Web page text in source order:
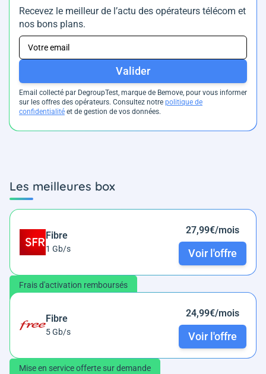
Recevez le meilleur de l’actu des opérateurs télécom et
nos bons plans.
Valider
Email collecté par DegroupTest, marque de Bemove, pour vous informer
sur les offres des opérateurs. Consultez notre politique de
confidentialité et de gestion de vos données.
Les meilleures box
Fibre
1 Gb/s
27,99€/mois
Voir l'offre
Frais d'activation remboursés
Fibre
5 Gb/s
24,99€/mois
Voir l'offre
Mise en service offerte sur demande